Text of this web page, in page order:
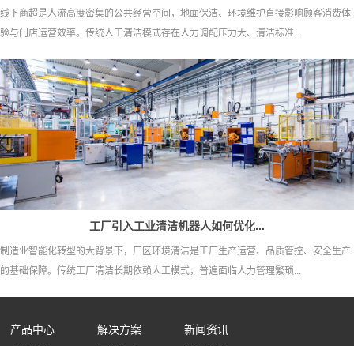
线下商超是人流高度密集的公共经营空间，地面保洁、环境维护直接影响顾客消费体
验与门店运营效率。传统人工清洁模式存在人力调配压力大、清洁标准...
工厂引入工业清洁机器人如何优化...
制造业智能化转型的大背景下，厂区环境清洁是工厂生产运营、品质管控、安全生产
的基础保障。传统工厂清洁长期依赖人工模式，普遍面临人力管理繁琐...
产品中心 解决方案
新闻资讯